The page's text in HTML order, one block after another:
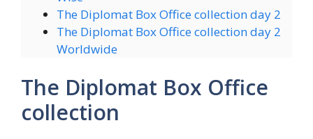
The Diplomat Box Office collection day 2
The Diplomat Box Office collection day 2
Worldwide
The Diplomat Box Office
collection